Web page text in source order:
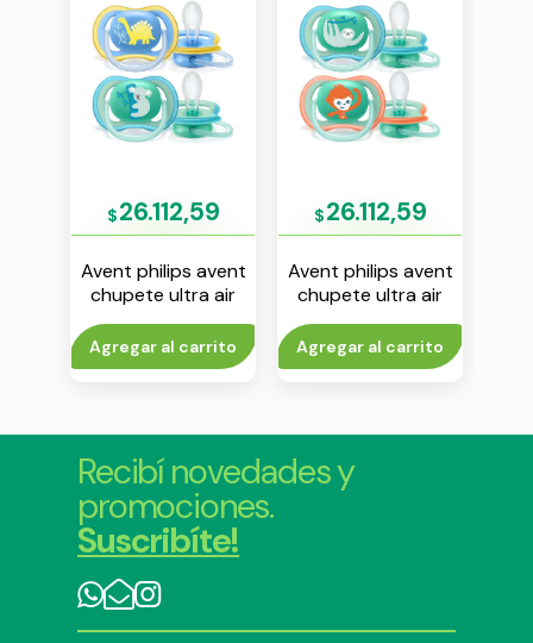
$26.112,59
Avent philips avent
chupete ultra air
18m+ nene env x 2
Agregar al carrito
$26.112,59
Avent philips avent
chupete ultra air
deco 18m+ unisex
env x 2
Agregar al carrito
Recibí novedades y
promociones.
Suscribíte!